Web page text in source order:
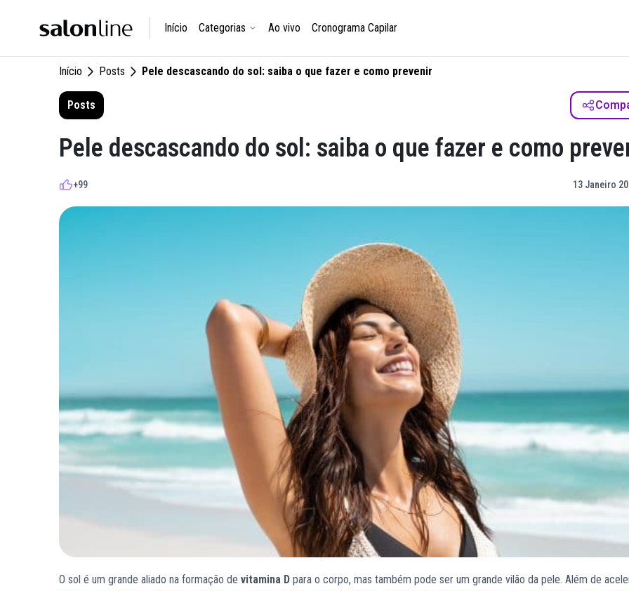
Início Categorias Ao vivo Cronograma Capilar
Início Posts Pele descascando do sol: saiba o que fazer e como prevenir
Posts
Pele descascando do sol: saiba o que fazer e como
+99 13 Janeiro
O sol é um grande aliado na formação de vitamina D para o corpo, mas também pode ser um grande vilão da pele. Além de